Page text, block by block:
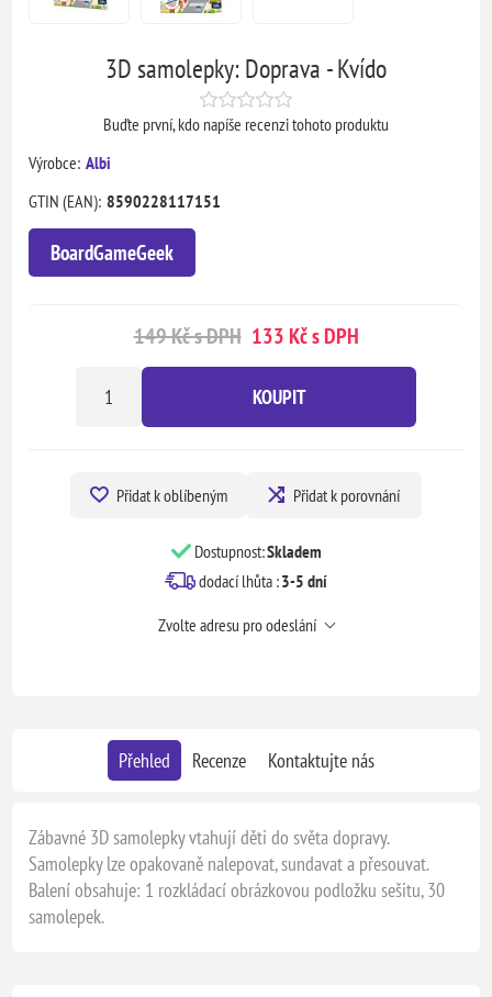
3D samolepky: Doprava - Kvído
Buďte první, kdo napíše recenzi tohoto produktu
Výrobce: Albi
GTIN (EAN): 8590228117151
BoardGameGeek
149 Kč s DPH 133 Kč s DPH
KOUPIT
Přidat k oblíbeným Přidat k porovnání
Dostupnost:Skladem
dodací lhůta :3-5 dní
Zvolte adresu pro odeslání
Přehled Recenze Kontaktujte nás
Zábavné 3D samolepky vtahují děti do světa dopravy.
Samolepky lze opakovaně nalepovat, sundavat a přesouvat.
Balení obsahuje: 1 rozkládací obrázkovou podložku sešitu, 30
samolepek.